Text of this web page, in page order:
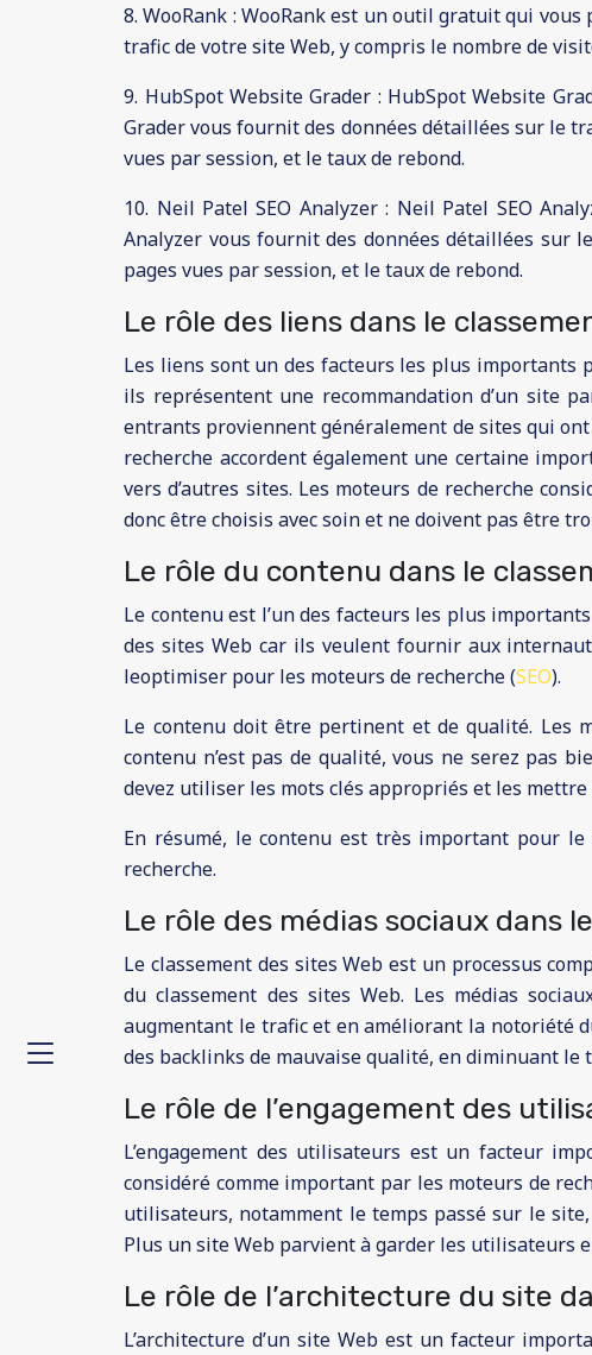
8. WooRank : WooRank est un outil gratuit qui
trafic de votre site Web, y compris le nombre de
9. HubSpot Website Grader : HubSpot Website
Grader vous fournit des données détaillées sur le
vues par session, et le taux de rebond.
10. Neil Patel SEO Analyzer : Neil Patel SEO
Analyzer vous fournit des données détaillées sur
pages vues par session, et le taux de rebond.
Le rôle des liens dans le
Les liens sont un des facteurs les plus importants
ils représentent une recommandation d’un site
entrants proviennent généralement de sites qui
recherche accordent également une certaine
vers d’autres sites. Les moteurs de recherche
donc être choisis avec soin et ne doivent pas être
Le rôle du contenu dans le
Le contenu est l’un des facteurs les plus
des sites Web car ils veulent fournir aux
leoptimiser pour les moteurs de recherche (SEO).
Le contenu doit être pertinent et de qualité. Les
contenu n’est pas de qualité, vous ne serez pas
devez utiliser les mots clés appropriés et les mettre
En résumé, le contenu est très important pour
recherche.
Le rôle des médias sociaux dans
Le classement des sites Web est un processus
du classement des sites Web. Les médias
augmentant le trafic et en améliorant la notoriété
des backlinks de mauvaise qualité, en diminuant
Le rôle de l’engagement des
L’engagement des utilisateurs est un facteur
considéré comme important par les moteurs de
utilisateurs, notamment le temps passé sur le
Plus un site Web parvient à garder les utilisateurs
Le rôle de l’architecture du site
L’architecture d’un site Web est un facteur